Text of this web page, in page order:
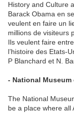
History and Culture
Barack Obama en
veulent en faire un
millions de visiteurs
Ils veulent faire
l’histoire des Etats-
P Blanchard et N.
- National
The National
be a place where all